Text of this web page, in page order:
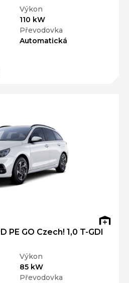
Výkon
110 kW
Převodovka
Automatická
PE GO Czech! 1,0 T-GDI
Výkon
85 kW
Převodovka